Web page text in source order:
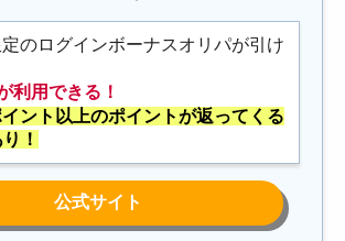
のログインボーナスオリパが引け
利用できる！
ント以上のポイントが返ってくる
！